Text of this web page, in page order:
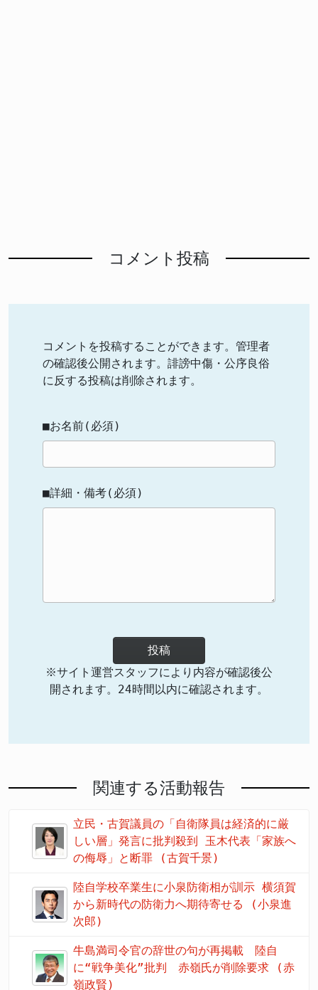
コメント投稿
コメントを投稿することができます。管理者
の確認後公開されます。誹謗中傷・公序良俗
に反する投稿は削除されます。
■お名前(必須)
■詳細・備考(必須)
投稿
※サイト運営スタッフにより内容が確認後公
開されます。24時間以内に確認されます。
関連する活動報告
立民・古賀議員の「自衛隊員は経済的に厳
しい層」発言に批判殺到 玉木代表「家族へ
の侮辱」と断罪 (古賀千景)
陸自学校卒業生に小泉防衛相が訓示 横須賀
から新時代の防衛力へ期待寄せる (小泉進
次郎)
牛島満司令官の辞世の句が再掲載 陸自
に“戦争美化”批判 赤嶺氏が削除要求 (赤
嶺政賢)